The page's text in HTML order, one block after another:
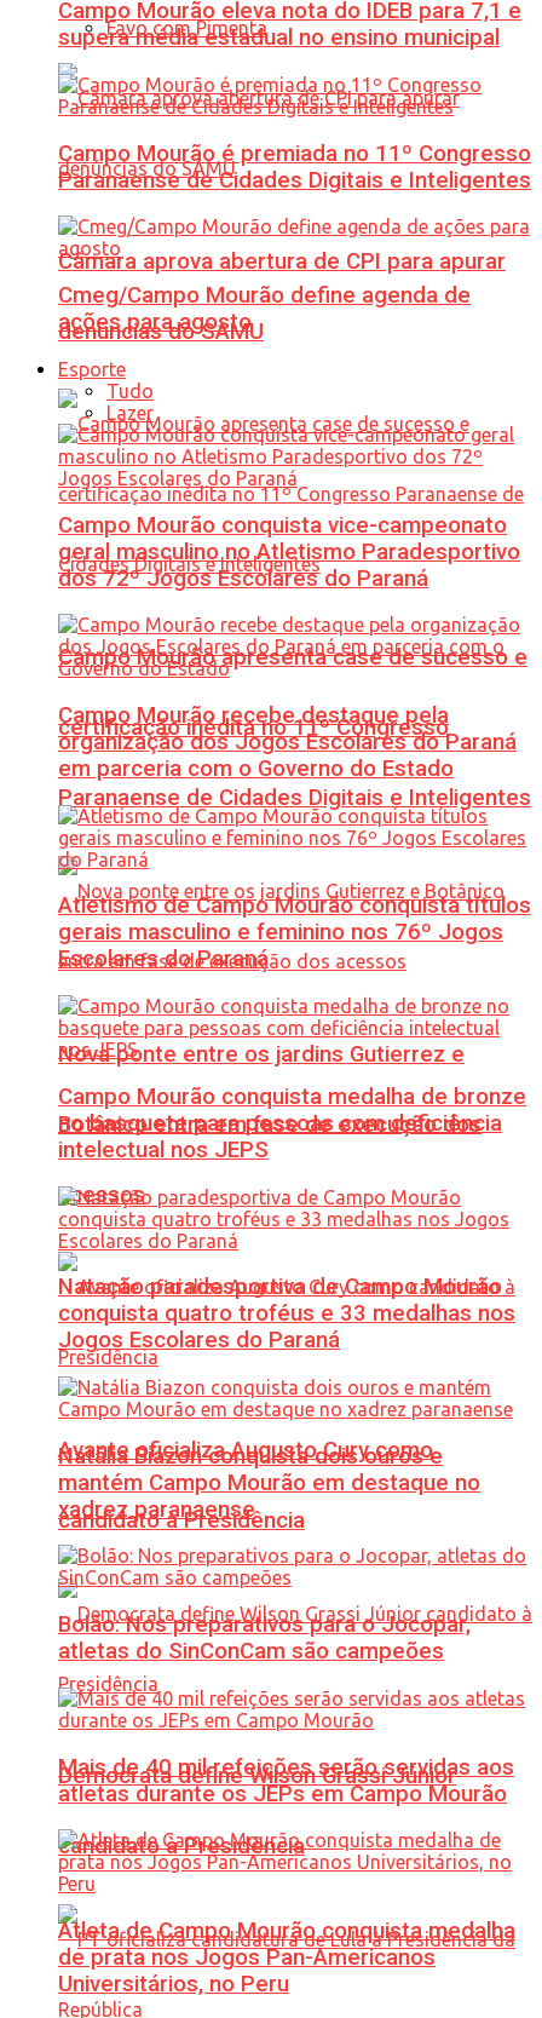
Favo com Pimenta
Câmara aprova abertura de CPI para apurar
denúncias do SAMU
Campo Mourão apresenta case de sucesso e
certificação inédita no 11º Congresso
Paranaense de Cidades Digitais e Inteligentes
Nova ponte entre os jardins Gutierrez e
Botânico entra em fase de execução dos
acessos
Avante oficializa Augusto Cury como
candidato à Presidência
Democrata define Wilson Grassi Júnior
candidato à Presidência
Campo Mourão eleva nota do IDEB para 7,1 e
supera média estadual no ensino municipal
Campo Mourão é premiada no 11º Congresso
Paranaense de Cidades Digitais e Inteligentes
Cmeg/Campo Mourão define agenda de
ações para agosto
Esporte
Tudo
Lazer
Campo Mourão conquista vice-campeonato
geral masculino no Atletismo Paradesportivo
dos 72º Jogos Escolares do Paraná
Campo Mourão recebe destaque pela
organização dos Jogos Escolares do Paraná
em parceria com o Governo do Estado
Atletismo de Campo Mourão conquista títulos
gerais masculino e feminino nos 76º Jogos
Escolares do Paraná
Campo Mourão conquista medalha de bronze
no basquete para pessoas com deficiência
intelectual nos JEPS
Natação paradesportiva de Campo Mourão
conquista quatro troféus e 33 medalhas nos
Jogos Escolares do Paraná
Natália Biazon conquista dois ouros e
mantém Campo Mourão em destaque no
xadrez paranaense
Bolão: Nos preparativos para o Jocopar,
atletas do SinConCam são campeões
Mais de 40 mil refeições serão servidas aos
atletas durante os JEPs em Campo Mourão
Atleta de Campo Mourão conquista medalha
de prata nos Jogos Pan-Americanos
Universitários, no Peru